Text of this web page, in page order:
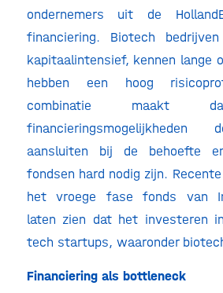
ondernemers uit de
financiering. Biotech
kapitaalintensief, kennen lange
hebben een hoog
combinatie maakt
financieringsmogelijkheden
aansluiten bij de behoefte
fondsen hard nodig zijn.
het vroege fase fonds van
laten zien dat het investeren
tech startups, waaronder
Financiering als bottleneck